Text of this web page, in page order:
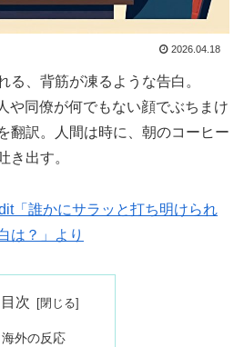
2026.04.18
る、背筋が凍るような告白。
や同僚が何でもない顔でぶちまけ
翻訳。人間は時に、朝のコーヒー
き出す。
「誰かにサラッと打ち明けられ
は？」より
目次
海外の反応